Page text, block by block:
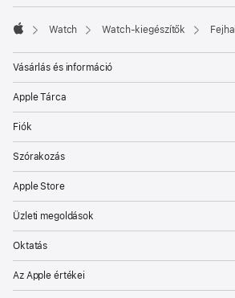
Watch Watch-kiegészítők
Vásárlás és információ
Apple Tárca
Fiók
Szórakozás
Apple Store
Üzleti megoldások
Oktatás
Az Apple értékei